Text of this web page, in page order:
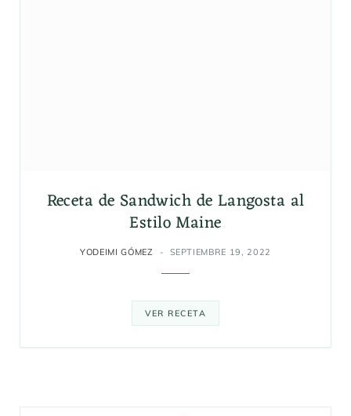
Receta de Sandwich de Langosta al
Estilo Maine
YODEIMI GÓMEZ SEPTIEMBRE 19, 2022
VER RECETA